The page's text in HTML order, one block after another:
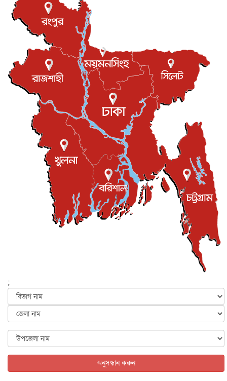
টি-টোয়েন্টি ইতিহাসের সর্বোচ্চ রানের মালিক এখন জস বাটলার
বস্তিতে কেটেছে শৈশব, আজ মুম্বাইয়ে দুই বাড়ির মালিক
বিনোদন ৬ আগস্ট, ২০২৬
যুক্তরাজ্যে বসবাসরত জাতীয়তাবাদী কুলাউড়াবাসীর মত বিনিময়
সভা...
ইউকে কমিউনিটি ৫ আগস্ট, ২০২৬
প্রধানমন্ত্রীকে সৌদি আরব সফরের আমন্ত্রণ
জাতীয় ৫ আগস্ট, ২০২৬
জুলাই গণ-অভ্যুত্থান দিবস আজ, স্মরণে দেশজুড়ে কর্মসূচি
জাতীয় ৫ আগস্ট, ২০২৬
জনগণ পরিবর্তন চেয়েছে বলেই জুলাই আন্দোলন সফল :
৫ আগস্ট, ২০২৬
বেনজীর আহমেদের সঙ্গে পরীমনির ঘনিষ্ঠ সম্পর্ক ছিল : নাসির
মাহম...
জাতীয় ৫ আগস্ট, ২০২৬
হরমুজ নিয়ে ইরান-মার্কিন চুক্তি হতে পারে আজ : মার্কিন অর্থমন...
৫ আগস্ট, ২০২৬
পৃথিবীর দিকে আসছে বিধ্বংসী বস্তু, পারমাণবিক বোমা দিয়ে করা
আন্তর্জাতিক ৫ আগস্ট, ২০২৬
কেনিয়ায় ১৫ হাতির রহস্যজনক মৃত্যু, সন্দেহের মুখে কীটনাশকের
আন্তর্জাতিক ৫ আগস্ট, ২০২৬
;
অনুসন্ধান করুন